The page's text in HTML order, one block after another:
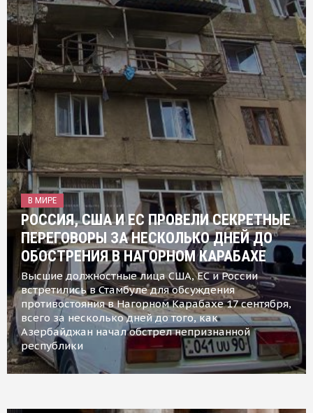
В МИРЕ
РОССИЯ, США И ЕС ПРОВЕЛИ СЕКРЕТНЫЕ
ПЕРЕГОВОРЫ ЗА НЕСКОЛЬКО ДНЕЙ ДО
ОБОСТРЕНИЯ В НАГОРНОМ КАРАБАХЕ
Высшие должностные лица США, ЕС и России
встретились в Стамбуле для обсуждения
противостояния в Нагорном Карабахе 17 сентября,
всего за несколько дней до того, как
Азербайджан начал обстрел непризнанной
республики